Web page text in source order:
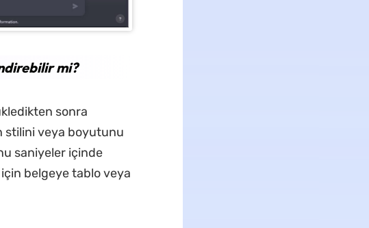
mi?
sonra
stilini veya boyutunu
saniyeler içinde
belgeye tablo veya